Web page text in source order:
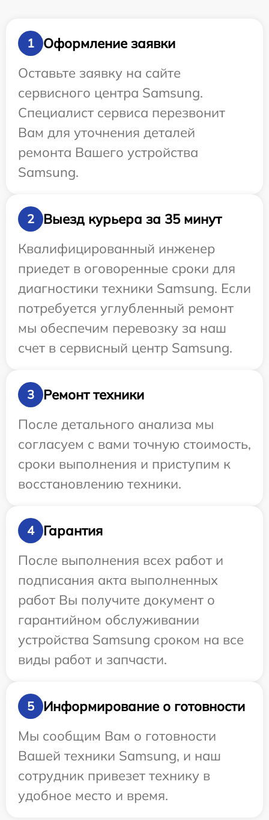
1
Оформление заявки
Оставьте заявку на сайте
сервисного центра Samsung.
Специалист сервиса перезвонит
Вам для уточнения деталей
ремонта Вашего устройства
Samsung.
2
Выезд курьера за 35 минут
Квалифицированный инженер
приедет в оговоренные сроки для
диагностики техники Samsung. Если
потребуется углубленный ремонт
мы обеспечим перевозку за наш
счет в сервисный центр Samsung.
3
Ремонт техники
После детального анализа мы
согласуем с вами точную стоимость,
сроки выполнения и приступим к
восстановлению техники.
4
Гарантия
После выполнения всех работ и
подписания акта выполненных
работ Вы получите документ о
гарантийном обслуживании
устройства Samsung сроком на все
виды работ и запчасти.
5
Информирование о готовности
Мы сообщим Вам о готовности
Вашей техники Samsung, и наш
сотрудник привезет технику в
удобное место и время.